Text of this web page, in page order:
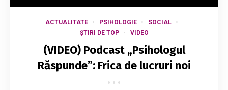
ACTUALITATE PSIHOLOGIE
SOCIAL
ȘTIRI DE TOP
VIDEO
(VIDEO) Podcast „Psihologul
Răspunde”: Frica de lucruri noi